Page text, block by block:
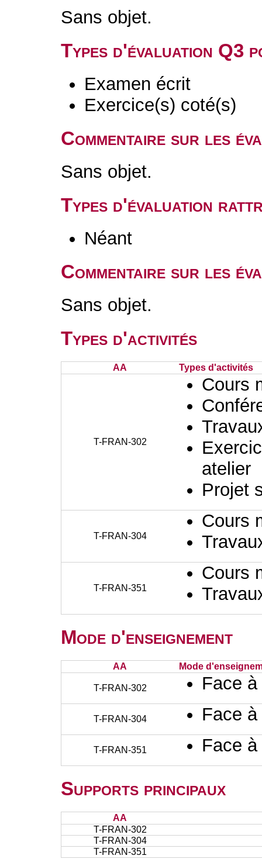
Sans objet.
Types d'évaluation Q3
Examen écrit
Exercice(s) coté(s)
Commentaire sur les
Sans objet.
Types d'évaluation
Néant
Commentaire sur les
Sans objet.
Types d'activités
AA Types d'activités
T-FRAN-302
Cours
atelier
Projet
T-FRAN-304
Cours
T-FRAN-351
Cours
Mode d'enseignement
AA Mode
T-FRAN-302 Face
T-FRAN-304 Face
T-FRAN-351 Face
Supports principaux
AA
T-FRAN-302
T-FRAN-304
T-FRAN-351